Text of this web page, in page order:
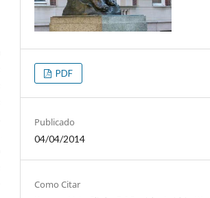
PDF
Publicado
04/04/2014
Como Citar